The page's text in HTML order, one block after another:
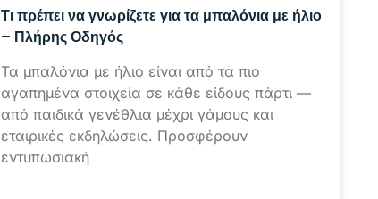
Τι πρέπει να γνωρίζετε για τα μπαλόνια με ήλιο
– Πλήρης Οδηγός
Τα μπαλόνια με ήλιο είναι από τα πιο
αγαπημένα στοιχεία σε κάθε είδους πάρτι —
από παιδικά γενέθλια μέχρι γάμους και
εταιρικές εκδηλώσεις. Προσφέρουν
εντυπωσιακή